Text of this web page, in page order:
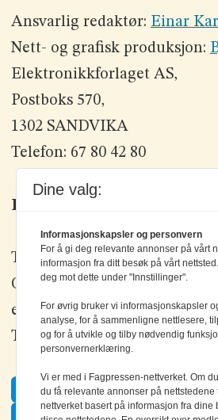
Ansvarlig redaktør: Einar
Nett- og grafisk produksjon:
Elektronikkforlaget AS,
Postboks 570,
1302 SANDVIKA
Telefon: 67 80 42 80
Kontakt oss
Tlf: +47 67 80 42 80
Olav Brunborgs vei 6, 1396
epost:
Tips oss:
Facebook
Twitter
Dine valg:
Informasjonskapsler og personvern
For å gi deg relevante annonser på vårt
informasjon fra ditt besøk på vårt
deg mot dette under "Innstillinger".
For øvrig bruker vi informasjonskapsler
analyse, for å sammenligne nettlesere,
og for å utvikle og tilby nødvendig
personvernerklæring.
Vi er med i Fagpressen-nettverket. Om
du få relevante annonser på nettstedene
nettverket basert på informasjon fra dine